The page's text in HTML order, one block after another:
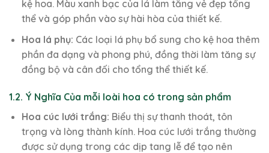
kệ hoa. Màu xanh bạc của lá làm tăng vẻ đẹp tổng
thể và góp phần vào sự hài hòa của thiết kế.
Hoa lá phụ: Các loại lá phụ bổ sung cho kệ hoa thêm
phần đa dạng và phong phú, đồng thời làm tăng sự
đồng bộ và cân đối cho tổng thể thiết kế.
1.2. Ý Nghĩa Của mỗi loài hoa có trong sản phẩm
Hoa cúc lưới trắng: Biểu thị sự thanh thoát, tôn
trọng và lòng thành kính. Hoa cúc lưới trắng thường
được sử dụng trong các dịp tang lễ để tạo nên